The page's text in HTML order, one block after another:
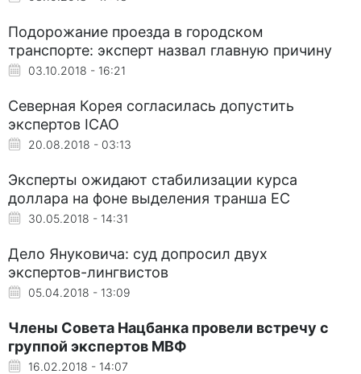
Подорожание проезда в городском
транспорте: эксперт назвал главную причину
03.10.2018 - 16:21
Северная Корея согласилась допустить
экспертов ICAO
20.08.2018 - 03:13
Эксперты ожидают стабилизации курса
доллара на фоне выделения транша ЕС
30.05.2018 - 14:31
Дело Януковича: суд допросил двух
экспертов-лингвистов
05.04.2018 - 13:09
Члены Совета Нацбанка провели встречу с
группой экспертов МВФ
16.02.2018 - 14:07